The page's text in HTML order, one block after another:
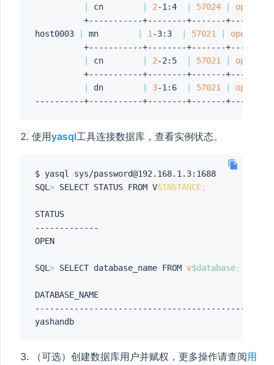
cn 2-1:4 57024
open
+-----------+--------+-------
host0003
mn 1 -3:3 57021
open
+-----------+--------+-------
cn 2-2:5 57021
open
+-----------+--------+-------
dn 3-1:6 57021 open
使用yasql工具连接数据库，查看实例状态。
$ yasql sys/password@192.168.1.3:1688
SQL > SELECT STATUS FROM V$INSTANCE;
STATUS
-------------
OPEN
SQL > SELECT database_name FROM v$database;
（可选）创建数据库用户并赋权，更多操作请查阅用